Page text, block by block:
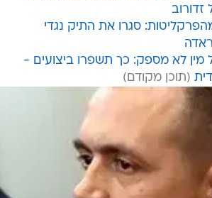
זדורוב
סגרו את התיק נגדי
לא מספק: כך תשפרו ביצועים -